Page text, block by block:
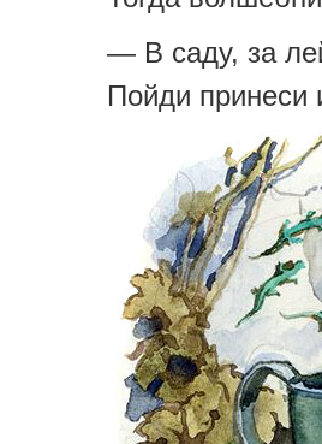
— В саду, за
Пойди принеси